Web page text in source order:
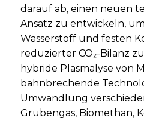
darauf ab, einen neuen
Ansatz zu entwickeln,
Wasserstoff und festen
reduzierter CO₂-Bilanz
hybride Plasmalyse von
bahnbrechende
Umwandlung
Grubengas, Biomethan,